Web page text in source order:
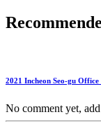
2021 Incheon Seo-gu
No comment yet,